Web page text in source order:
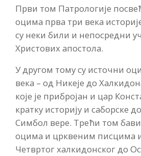
Први том Патрологије
оцима прва три века
су неки били и непосредни
Христових апостола.
У другом тому су источни
века – од Никеје до
које је прибројан и цар
кратку историју и саборске
Симбол вере. Трећи том
оцима и црквеним писцима
Четвртог халкидонског до